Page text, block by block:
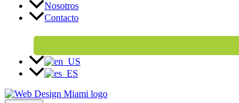
Nosotros
Contacto